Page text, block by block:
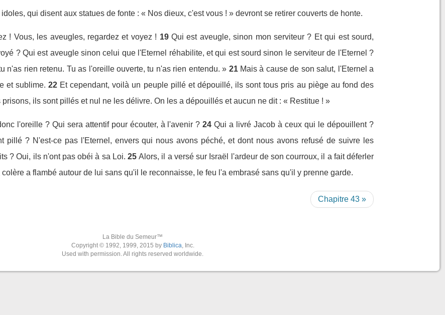
qui disent aux statues de fonte : « Nos dieux, c'est vous ! » devront se retirer couverts de honte.
! Vous, les aveugles, regardez et voyez ! 19 Qui est aveugle, sinon mon serviteur ? Et qui est sourd,
? Qui est aveugle sinon celui que l'Eternel réhabilite, et qui est sourd sinon le serviteur de l'Eternel ?
n'as rien retenu. Tu as l'oreille ouverte, tu n'as rien entendu. » 21 Mais à cause de son salut, l'Eternel a
et sublime. 22 Et cependant, voilà un peuple pillé et dépouillé, ils sont tous pris au piège au fond des
ils sont pillés et nul ne les délivre. On les a dépouillés et aucun ne dit : « Restitue ! »
l'oreille ? Qui sera attentif pour écouter, à l'avenir ? 24 Qui a livré Jacob à ceux qui le dépouillent ?
pillé ? N'est-ce pas l'Eternel, envers qui nous avons péché, et dont nous avons refusé de suivre les
? Oui, ils n'ont pas obéi à sa Loi. 25 Alors, il a versé sur Israël l'ardeur de son courroux, il a fait déferler
a flambé autour de lui sans qu'il le reconnaisse, le feu l'a embrasé sans qu'il y prenne garde.
Chapitre 43 »
La Bible du Semeur™
Copyright © 1992, 1999, 2015 by Biblica, Inc.
Used with permission. All rights reserved worldwide.